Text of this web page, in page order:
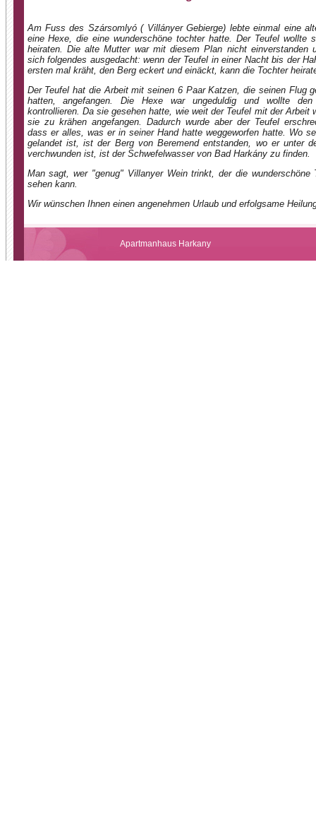
Am Fuss des Szársomlyó ( Villányer Gebierge) lebte einmal eine
eine Hexe, die eine wunderschöne tochter hatte. Der Teufel wollte
heiraten. Die alte Mutter war mit diesem Plan nicht einverstanden
sich folgendes ausgedacht: wenn der Teufel in einer Nacht bis der
ersten mal kräht, den Berg eckert und einäckt, kann die Tochter
Der Teufel hat die Arbeit mit seinen 6 Paar Katzen, die seinen Flug
hatten, angefangen. Die Hexe war ungeduldig und wollte den
kontrollieren. Da sie gesehen hatte, wie weit der Teufel mit der Arbeit
sie zu krähen angefangen. Dadurch wurde aber der Teufel
dass er alles, was er in seiner Hand hatte weggeworfen hatte. Wo
gelandet ist, ist der Berg von Beremend entstanden, wo er unter
verchwunden ist, ist der Schwefelwasser von Bad Harkány zu finden.
Man sagt, wer "genug" Villanyer Wein trinkt, der die wunderschöne
sehen kann.
Wir wünschen Ihnen einen angenehmen Urlaub und erfolgsame
Apartmanhaus Harkany